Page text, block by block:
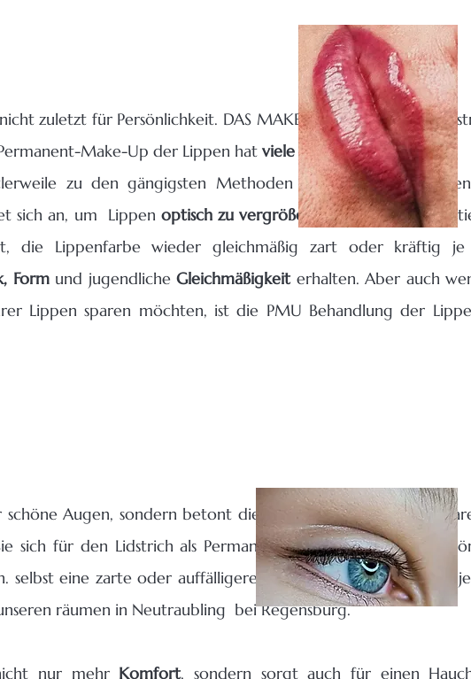
zuletzt für Persönlichkeit. DAS MAKE UP DER Lippen
Permanent-Make-Up der Lippen hat viele Vorteile:
zu den gängigsten Methoden und wird von
sich an, um Lippen optisch zu vergrößern. Durch die
die Lippenfarbe wieder gleichmäßig zart oder kräftig je
Formund jugendlicheGleichmäßigkeiterhalten. Aber auch
Lippen sparen möchten, ist die PMU Behandlung der
Augen, sondern betont diese zart oder Auffallend.
sich für den Lidstrich als Permanent Make-up. Mit ihm
selbst eine zarte oder auffälligere Schattierungdes Lidstrichs
räumen in Neutraubling bei Regensburg.
nur mehr Komfort, sondern sorgt auch für einen